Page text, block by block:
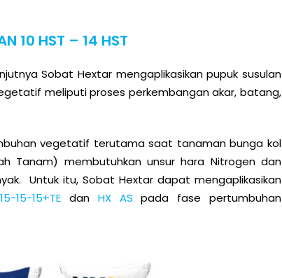
10 HST – 14 HST
Sobat Hextar mengaplikasikan pupuk susulan
meliputi proses perkembangan akar, batang,
vegetatif terutama saat tanaman bunga kol
Tanam) membutuhkan unsur hara Nitrogen dan
Untuk itu, Sobat Hextar dapat mengaplikasikan
15-15+TE dan HX AS pada fase pertumbuhan